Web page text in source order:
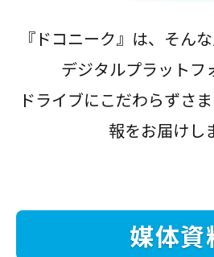
『ドコニーク』は、そん
デジタルプラットフ
ドライブにこだわらずさ
報をお届けし
媒体資